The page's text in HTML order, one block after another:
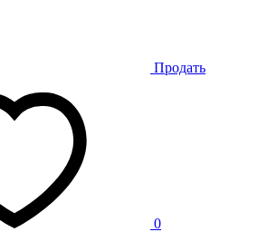
Продать
0